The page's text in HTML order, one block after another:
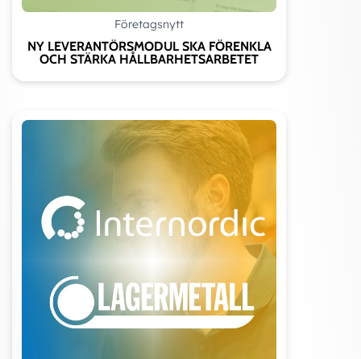
Företagsnytt
NY LEVERANTÖRSMODUL SKA FÖRENKLA
OCH STÄRKA HÅLLBARHETSARBETET